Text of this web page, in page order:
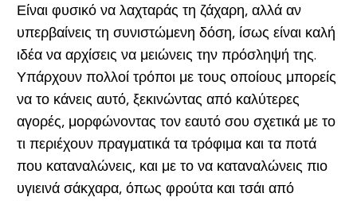
Είναι φυσικό να λαχταράς τη ζάχαρη, αλλά αν
υπερβαίνεις τη συνιστώμενη δόση, ίσως είναι καλή
ιδέα να αρχίσεις να μειώνεις την πρόσληψή της.
Υπάρχουν πολλοί τρόποι με τους οποίους μπορείς
να το κάνεις αυτό, ξεκινώντας από καλύτερες
αγορές, μορφώνοντας τον εαυτό σου σχετικά με το
τι περιέχουν πραγματικά τα τρόφιμα και τα ποτά
που καταναλώνεις, και με το να καταναλώνεις πιο
υγιεινά σάκχαρα, όπως φρούτα και τσάι από